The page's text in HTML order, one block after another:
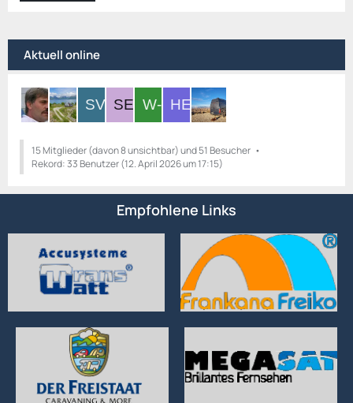
Aktuell online
15 Mitglieder (davon 8 unsichtbar) und 51 Besucher
Rekord: 33 Benutzer (12. April 2026 um 17:15)
Empfohlene Links